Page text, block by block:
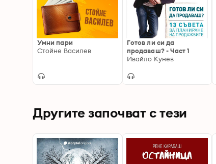
Умни пари
Стойне Василев
Готов ли си да
продаваш? - Част 1
Ивайло Кунев
Другите започват с тези